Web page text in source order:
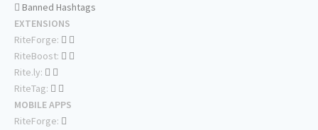
Banned Hashtags
EXTENSIONS
RiteForge:
RiteBoost:
Rite.ly:
RiteTag:
MOBILE APPS
RiteForge: